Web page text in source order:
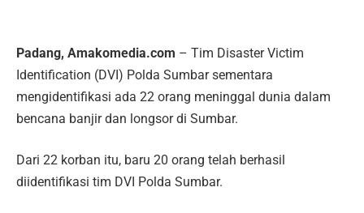
Padang, Amakomedia.com – Tim Disaster Victim
Identification (DVI) Polda Sumbar sementara
mengidentifikasi ada 22 orang meninggal dunia dalam
bencana banjir dan longsor di Sumbar.
Dari 22 korban itu, baru 20 orang telah berhasil
diidentifikasi tim DVI Polda Sumbar.